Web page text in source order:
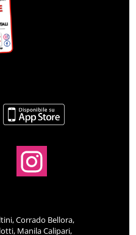
Corrado Bellora,
Manila Calipari,